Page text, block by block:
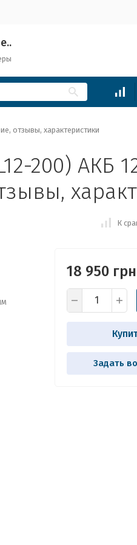
отзывы, характеристики
200) АКБ
К
18 950
Задать